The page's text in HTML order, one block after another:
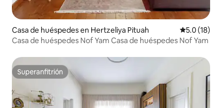
Casa de huéspedes en Hertzeliya Pituah Calificación
5.0 (18)
Casa de huéspedes Nof Yam Casa de huéspedes Nof Yam
Superanfitrión
Superanfitrión